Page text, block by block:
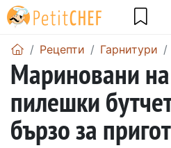
Рецепти Гарнитури
Мариновани
пилешки
бързо за